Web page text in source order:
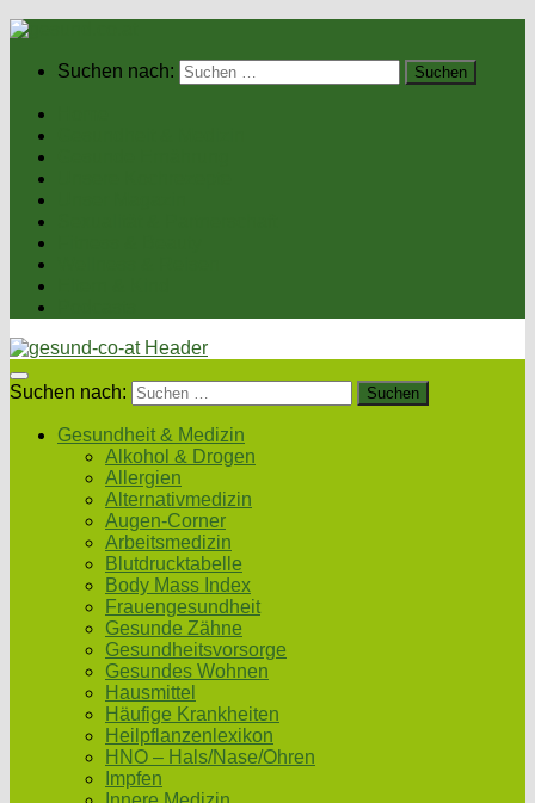
Suchen nach:
Suchen nach:
Gesundheit & Medizin
Alkohol & Drogen
Allergien
Alternativmedizin
Augen-Corner
Arbeitsmedizin
Blutdrucktabelle
Body Mass Index
Frauengesundheit
Gesunde Zähne
Gesundheitsvorsorge
Gesundes Wohnen
Hausmittel
Häufige Krankheiten
Heilpflanzenlexikon
HNO – Hals/Nase/Ohren
Impfen